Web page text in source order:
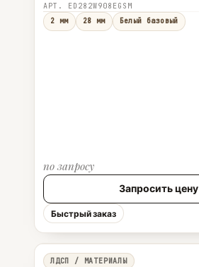
АРТ. ED282W908EGSM
2 мм
28 мм Белый базовый
по запросу
Запросить цену
Быстрый заказ
ЛДСП / МАТЕРИАЛЫ